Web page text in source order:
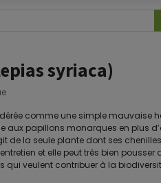
syriaca)
comme une simple mauvaise
aux papillons monarques en plus
de la seule plante dont ses
et elle peut très bien pousser
qui veulent contribuer à la